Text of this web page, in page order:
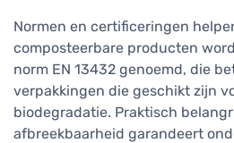
Normen en certificeringen
composteerbare producten
norm EN 13432 genoemd, die
verpakkingen die geschikt zijn
biodegradatie. Praktisch
afbreekbaarheid garandeert